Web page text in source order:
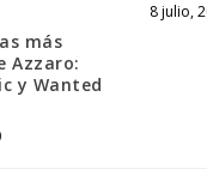
más
Azzaro:
y Wanted
8 julio,